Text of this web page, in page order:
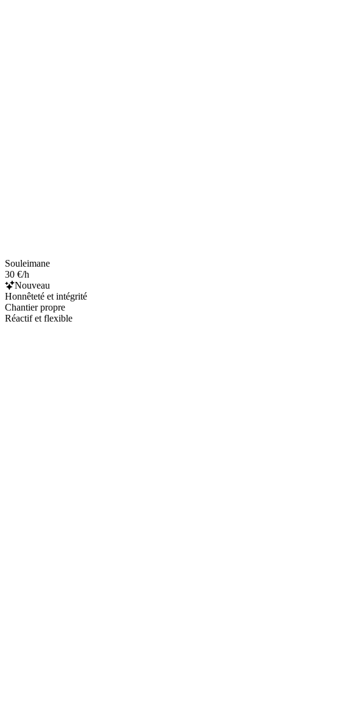
Souleimane
30 €/h
Nouveau
Honnêteté et intégrité
Chantier propre
Réactif et flexible